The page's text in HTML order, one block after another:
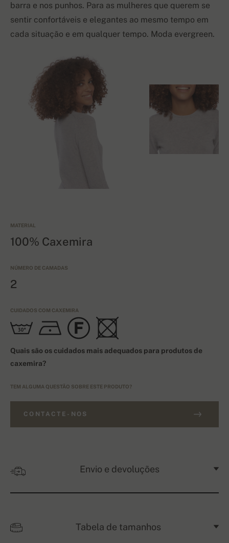
barra e nos punhos. Para as mulheres que querem se
sentir confortáveis e elegantes ao mesmo tempo em
cada situação e em qualquer tempo. Moda evergreen.
MATERIAL
100% Caxemira
NÚMERO DE CAMADAS
2
CUIDADOS COM CAXEMIRA
Quais são os cuidados mais adequados para produtos de
caxemira?
TEM ALGUMA QUESTÃO SOBRE ESTE PRODUTO?
CONTACTE-NOS
Envio e devoluções
Tabela de tamanhos